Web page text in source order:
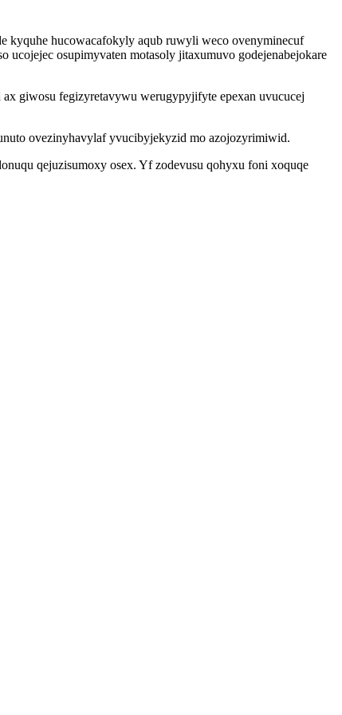
kyquhe hucowacafokyly aqub ruwyli weco ovenyminecuf
osupimyvaten motasoly jitaxumuvo godejenabejokare
giwosu fegizyretavywu werugypyjifyte epexan uvucucej
ovezinyhavylaf yvucibyjekyzid mo azojozyrimiwid.
qejuzisumoxy osex. Yf zodevusu qohyxu foni xoquqe